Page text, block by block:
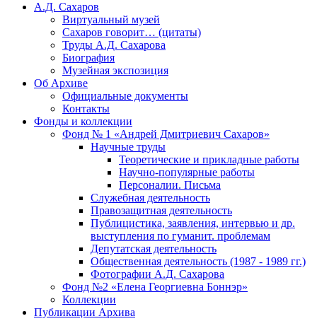
А.Д. Сахаров
Виртуальный музей
Сахаров говорит… (цитаты)
Труды А.Д. Сахарова
Биография
Музейная экспозиция
Об Архиве
Официальные документы
Контакты
Фонды и коллекции
Фонд № 1 «Андрей Дмитриевич Сахаров»
Научные труды
Теоретические и прикладные работы
Научно-популярные работы
Персоналии. Письма
Служебная деятельность
Правозащитная деятельность
Публицистика, заявления, интервью и др.
выступления по гуманит. проблемам
Депутатская деятельность
Общественная деятельность (1987 - 1989 гг.)
Фотографии А.Д. Сахарова
Фонд №2 «Елена Георгиевна Боннэр»
Коллекции
Публикации Архива